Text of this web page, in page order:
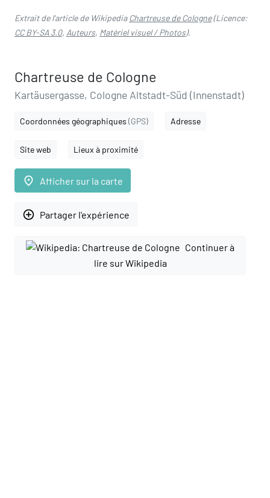
Extrait de l'article de WikipediaChartreuse de Cologne(Licence:
CC BY-SA 3.0, Auteurs, Matériel visuel / Photos).
Chartreuse de Cologne
Kartäusergasse, Cologne Altstadt-Süd (Innenstadt)
Coordonnées géographiques (GPS) Adresse
Site web Lieux à proximité
place Afficher sur la carte
add_circle_outline Partager l'expérience
Continuer à
lire sur Wikipedia